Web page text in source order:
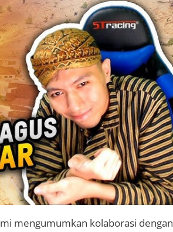
mengumumkan kolaborasi dengan